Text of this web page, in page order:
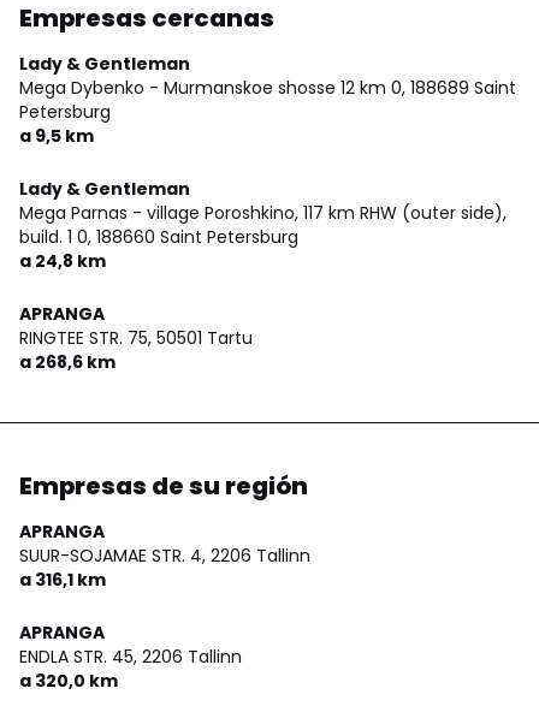
Empresas cercanas
Lady & Gentleman
Mega Dybenko - Murmanskoe shosse 12 km 0, 188689 Saint
Petersburg
a 9,5 km
Lady & Gentleman
Mega Parnas - village Poroshkino, 117 km RHW (outer side),
build. 1 0, 188660 Saint Petersburg
a 24,8 km
APRANGA
RINGTEE STR. 75, 50501 Tartu
a 268,6 km
Empresas de su región
APRANGA
SUUR-SOJAMAE STR. 4, 2206 Tallinn
a 316,1 km
APRANGA
ENDLA STR. 45, 2206 Tallinn
a 320,0 km